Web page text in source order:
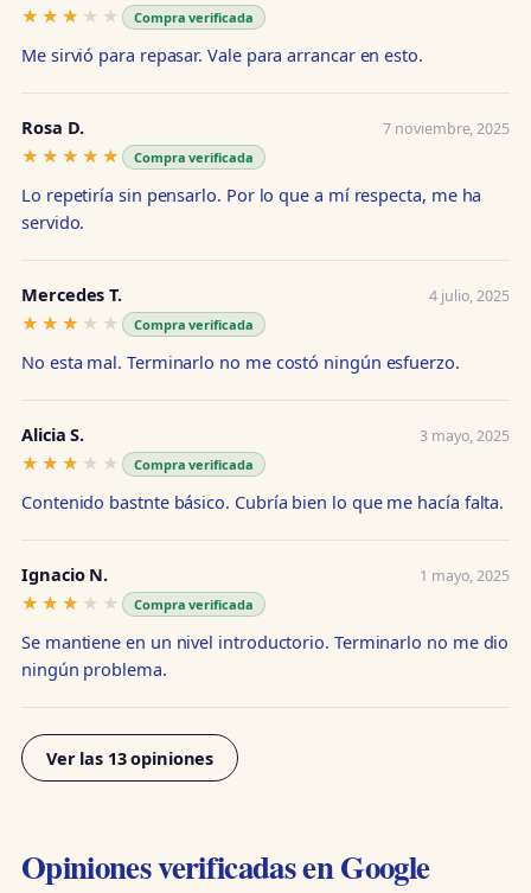
★★★★★
★★★★★ Compra verificada
Me sirvió para repasar. Vale para arrancar en esto.
Rosa D. 7 noviembre, 2025
★★★★★
★★★★★ Compra verificada
Lo repetiría sin pensarlo. Por lo que a mí respecta, me ha
servido.
Mercedes T. 4 julio, 2025
★★★★★
★★★★★ Compra verificada
No esta mal. Terminarlo no me costó ningún esfuerzo.
Alicia S. 3 mayo, 2025
★★★★★
★★★★★ Compra verificada
Contenido bastnte básico. Cubría bien lo que me hacía falta.
Ignacio N. 1 mayo, 2025
★★★★★
★★★★★ Compra verificada
Se mantiene en un nivel introductorio. Terminarlo no me dio
ningún problema.
Ver las 13 opiniones
Opiniones verificadas en Google